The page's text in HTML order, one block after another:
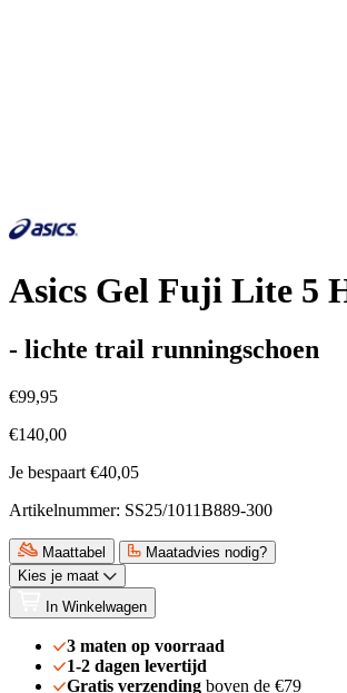
Asics Gel Fuji Lite 5
- lichte trail runningschoen
€99,95
€140,00
Je bespaart €40,05
Artikelnummer: SS25/1011B889-300
Maattabel
Maatadvies nodig?
Kies je maat
In Winkelwagen
3 maten op voorraad
1-2 dagen levertijd
Gratis verzending boven de €79